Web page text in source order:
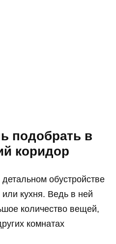
подобрать в
коридор
обустройстве
кухня. Ведь в ней
количество вещей,
комнатах